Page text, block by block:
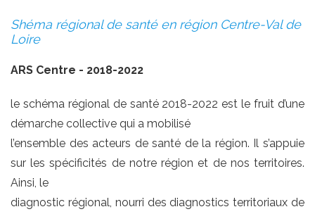
Shéma régional de santé en région Centre-Val de
Loire
ARS Centre - 2018-2022
le schéma régional de santé 2018-2022 est le fruit d’une
démarche collective qui a mobilisé
l’ensemble des acteurs de santé de la région. Il s’appuie
sur les spécificités de notre région et de nos territoires.
Ainsi, le
diagnostic régional, nourri des diagnostics territoriaux de